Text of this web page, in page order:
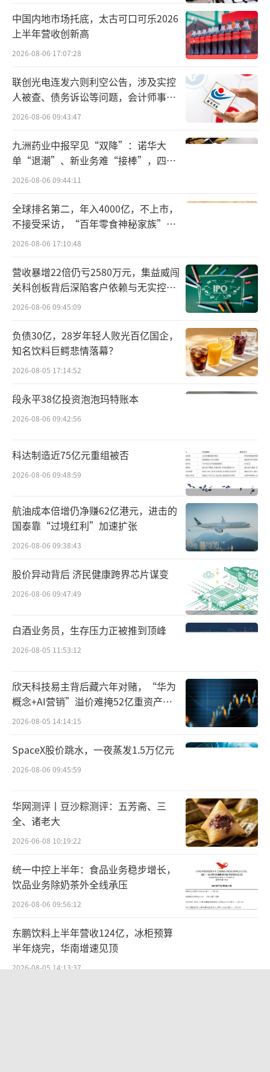
经过初步调研，王笑卓发现了啤酒市场的
机会。基于头部白酒品牌的代理经验，他看到
了高端啤酒市场的空白。
于是，就有了那个行业耳熟能详的故事。2
013年到2015年期间，王笑卓拉着自己的好大
哥、长期以来的事业合伙人巩建，十几次飞往
欧美国家，学习啤酒文化和产业运作经验。
后来，他找来全球顶级的啤酒原材料和酿
酒人才，在喜啤士山东实验室，经过500多次试
验，终于酿出了啤酒。
产品定型的时候，一位来自捷克的酿酒
师，喊出了ZINNBACH（捷克语“啊，英
雄”），辛巴赫的品牌名由此诞生。
2015年，王笑卓和巩建在黑龙江绥芬河保
税区，成立辛巴赫啤酒公司，方便进口原材
料，并享受相关政策优惠。
国的啤酒花、比利时的酵母、俄罗斯的水源、
葡萄牙的橡木塞、西班牙的铁帽，汇聚在辛巴
酿造周期更长，原材料和包装成本更高，
非工业酿造无法摊平边际成本，再加上啤酒还
得从绥芬河运输到全国各地，到处都是成本。
高端的定位叠加更高的成本，决定了辛巴
其核心大单品OAK橡木桶精酿啤酒（700m
l），单价在百元左右。随后，辛巴赫丰富产品
体系，最大众化的314酒花小麦（330ml），价
格也在20元左右。
中国高端啤酒市场，终于有了自己的代表
性品牌，且是超高端。
辛巴赫诞生时，中国啤酒市场的主流价格
带，刚刚从135切换至358，正在酝酿着升级至
更高的5810。辛巴赫一出手，给市场带来的震
辛巴赫并不孤单。没过多久，在中国啤酒
市场全面高端化的浪潮中，终于出现了能够引
2021年，华润啤酒推出自己的标杆产品，
雪花·醴，999ml两瓶礼盒装的价格在千元上
酒一世传奇，1.5L礼盒装价格在千元以上。
最近几年，优布劳推出冠军系列，珍酒李
中国内地市场托底，太古可口可乐2026
上半年营收创新高
2026-08-06 17:07:28
联创光电连发六则利空公告，涉及实控
人被查、债务诉讼等问题，会计师事务
所曾出具“保留意见”
2026-08-06 09:43:47
九洲药业中报罕见“双降”：诺华大
单“退潮”、新业务难“接棒”，四大
难关待闯
2026-08-06 09:44:11
全球排名第二，年入4000亿，不上市，
不接受采访，“百年零食神秘家族”浮
出水面？
2026-08-06 17:10:48
营收暴增22倍仍亏2580万元，集益威闯
关科创板背后深陷客户依赖与无实控人
困局
2026-08-06 09:45:09
负债30亿，28岁年轻人败光百亿国企，
知名饮料巨鳄悲情落幕？
2026-08-05 17:14:52
段永平38亿投资泡泡玛特账本
2026-08-06 09:42:56
科达制造近75亿元重组被否
2026-08-06 09:48:59
航油成本倍增仍净赚62亿港元，进击的
国泰靠“过境红利”加速扩张
2026-08-06 09:38:43
股价异动背后 济民健康跨界芯片谋变
2026-08-06 09:47:49
白酒业务员，生存压力正被推到顶峰
2026-08-05 11:53:12
欣天科技易主背后藏六年对赌，“华为
概念+AI营销”溢价难掩52亿重资产考
验
2026-08-05 14:14:15
SpaceX股价跳水，一夜蒸发1.5万亿元
2026-08-06 09:45:59
华网测评丨豆沙粽测评：五芳斋、三
全、诸老大
2026-06-08 10:19:22
统一中控上半年：食品业务稳步增长，
饮品业务除奶茶外全线承压
2026-08-06 09:56:12
东鹏饮料上半年营收124亿，冰柜预算
半年烧完，华南增速见顶
2026-08-05 14:13:37